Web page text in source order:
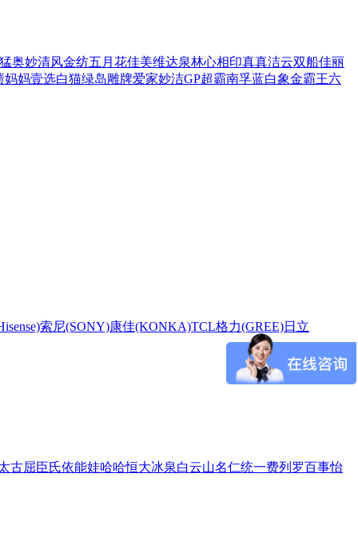
奥妙清风金纺五月花佳美维达泉林心相印真真洁云双船佳丽
妈妈壹选白猫绿岛雕牌爱家妙洁GP超霸南孚蓝白象金霸王六
索尼(SONY)康佳(KONKA)TCL格力(GREE)日立
古屈臣氏依能娃哈哈恒大冰泉白云山名仁统一费列罗百事怡